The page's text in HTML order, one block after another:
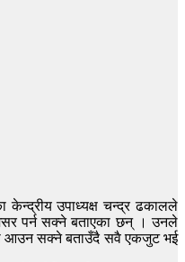
केन्द्रीय उपाध्यक्ष चन्द्र ढकालले
पर्न सक्ने बताएका छन् । उनले
आउन सक्ने बताउँदै सवै एकजुट भई